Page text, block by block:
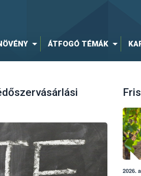
ÁTFOGÓ TÉMÁK
2026.